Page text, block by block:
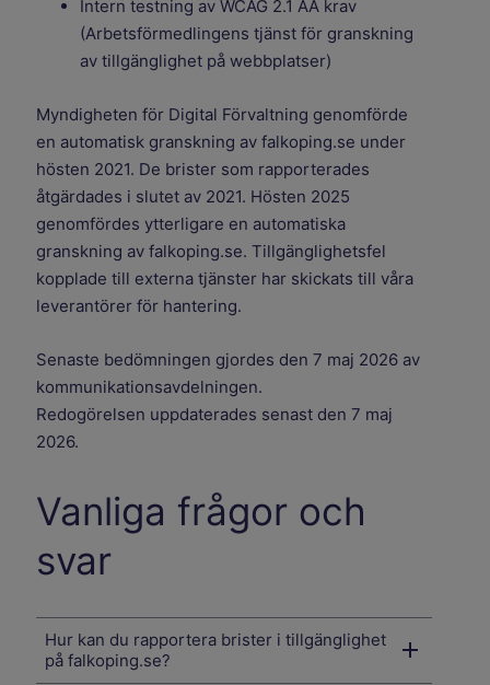
Intern testning av WCAG 2.1 AA krav
(Arbetsförmedlingens tjänst för granskning
av tillgänglighet på webbplatser)
Myndigheten för Digital Förvaltning genomförde
en automatisk granskning av falkoping.se under
hösten 2021. De brister som rapporterades
åtgärdades i slutet av 2021. Hösten 2025
genomfördes ytterligare en automatiska
granskning av falkoping.se. Tillgänglighetsfel
kopplade till externa tjänster har skickats till våra
leverantörer för hantering.
Senaste bedömningen gjordes den 7 maj 2026 av
kommunikationsavdelningen.
Redogörelsen uppdaterades senast den 7 maj
2026.
Vanliga frågor och
svar
Hur kan du rapportera brister i tillgänglighet
på falkoping.se?